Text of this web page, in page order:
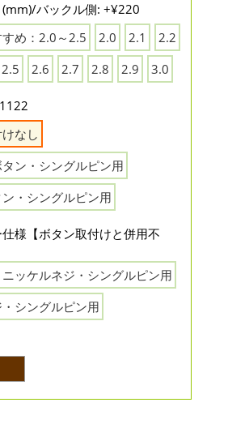
バックル側: +¥220
すめ：2.0～2.5 2.0 2.1
2.2
2.5 2.6 2.7 2.8 2.9 3.0
なし
ン・シングルピン用
・シングルピン用
様【ボタン取付けと併用不
ニッケルネジ・シングルピン用
シングルピン用